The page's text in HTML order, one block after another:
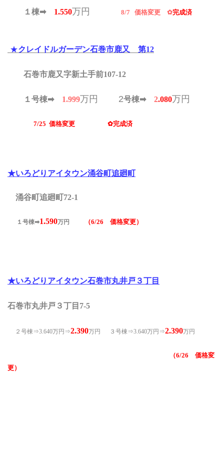
１棟➡ 1.550万円 8/7 価格変更 ✿完成済
★クレイドルガーデン石巻市鹿又 第12
石巻市鹿又字新土手前107-12
１号棟➡ 1.999万円 2号棟➡ 2.080万円
7/25 価格変更 ✿完成済
★いろどりアイタウン涌谷町追廻町
涌谷町追廻町72-1
１号棟➡1.590万円 （6/26 価格変更）
★いろどりアイタウン石巻市丸井戸３丁目
石巻市丸井戸３丁目7-5
２号棟⇒3.640万円⇒2.390万円 ３号棟⇒3.640万円⇒2.390万円
（6/26 価格変
更）